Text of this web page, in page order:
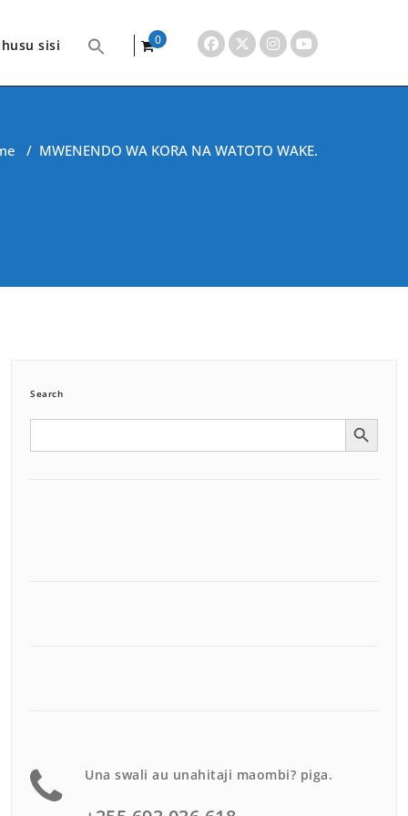
sisi
0
/ MWENENDO WA KORA NA WATOTO WAKE.
Search
Search Search Button
Una swali au unahitaji maombi? piga.